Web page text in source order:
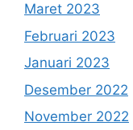
Maret 2023
Februari 2023
Januari 2023
Desember 2022
November 2022